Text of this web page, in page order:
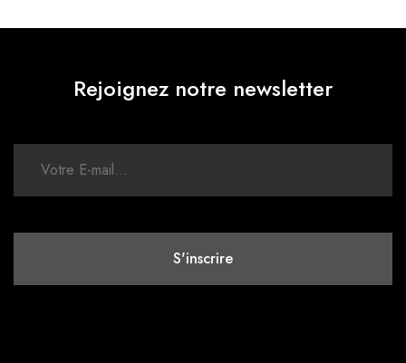
Rejoignez notre newsletter